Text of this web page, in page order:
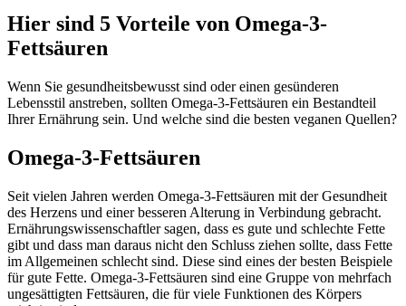
Hier sind 5 Vorteile von Omega-3-
Fettsäuren
Wenn Sie gesundheitsbewusst sind oder einen gesünderen
Lebensstil anstreben, sollten Omega-3-Fettsäuren ein Bestandteil
Ihrer Ernährung sein. Und welche sind die besten veganen Quellen?
Omega-3-Fettsäuren
Seit vielen Jahren werden Omega-3-Fettsäuren mit der Gesundheit
des Herzens und einer besseren Alterung in Verbindung gebracht.
Ernährungswissenschaftler sagen, dass es gute und schlechte Fette
gibt und dass man daraus nicht den Schluss ziehen sollte, dass Fette
im Allgemeinen schlecht sind. Diese sind eines der besten Beispiele
für gute Fette. Omega-3-Fettsäuren sind eine Gruppe von mehrfach
ungesättigten Fettsäuren, die für viele Funktionen des Körpers